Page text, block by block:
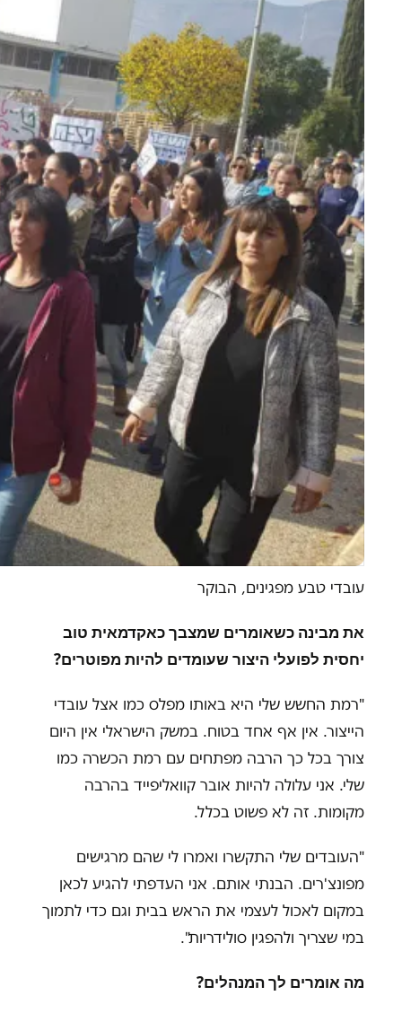
עובדי טבע מפגינים, הבוקר
את מבינה כשאומרים שמצבך כאקדמאית טוב
יחסית לפועלי היצור שעומדים להיות מפוטרים?
"רמת החשש שלי היא באותו מפלס כמו אצל עובדי
הייצור. אין אף אחד בטוח. במשק הישראלי אין היום
צורך בכל כך הרבה מפתחים עם רמת הכשרה כמו
שלי. אני עלולה להיות אובר קוואליפייד בהרבה
מקומות. זה לא פשוט בכלל.
"העובדים שלי התקשרו ואמרו לי שהם מרגישים
מפונצ'רים. הבנתי אותם. אני העדפתי להגיע לכאן
במקום לאכול לעצמי את הראש בבית וגם כדי לתמוך
במי שצריך ולהפגין סולידריות".
מה אומרים לך המנהלים?